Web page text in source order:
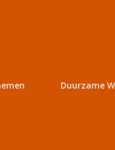
Duurzame